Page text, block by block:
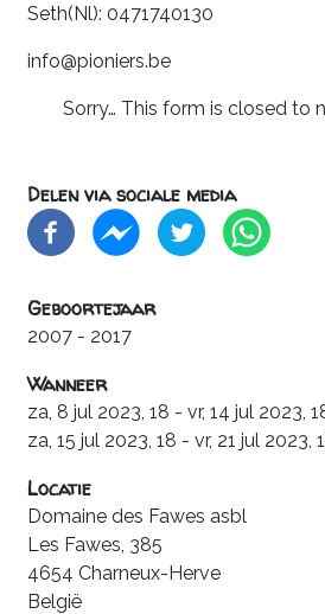
Seth(Nl): 0471740130
info@pioniers.be
Sorry… This form is closed to
Delen via sociale media
Geboortejaar
2007 - 2017
Wanneer
za, 8 jul 2023, 18 - vr, 14 jul 2023,
za, 15 jul 2023, 18 - vr, 21 jul 2023,
Locatie
Domaine des Fawes asbl
Les Fawes, 385
4654 Charneux-Herve
België